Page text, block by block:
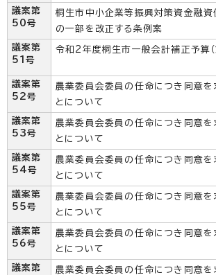
議案第
50号
桐生市中小企業等振興対策資金融資
の一部を改正する条例案
議案第
51号
令和2年度桐生市一般会計補正予算（
議案第
52号
農業委員会委員の任命につき同意を
とについて
議案第
53号
農業委員会委員の任命につき同意を
とについて
議案第
54号
農業委員会委員の任命につき同意を
とについて
議案第
55号
農業委員会委員の任命につき同意を
とについて
議案第
56号
農業委員会委員の任命につき同意を
とについて
議案第
農業委員会委員の任命につき同意を